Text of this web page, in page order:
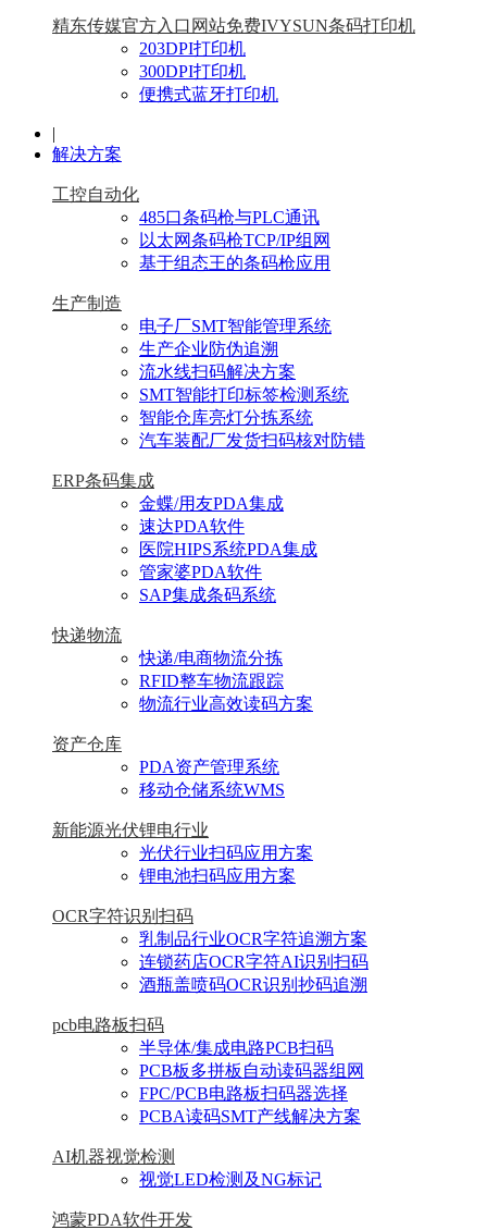
精东传媒官方入口网站免费IVYSUN条码打印机
203DPI打印机
300DPI打印机
便携式蓝牙打印机
|
解决方案
工控自动化
485口条码枪与PLC通讯
以太网条码枪TCP/IP组网
基于组态王的条码枪应用
生产制造
电子厂SMT智能管理系统
生产企业防伪追溯
流水线扫码解决方案
SMT智能打印标签检测系统
智能仓库亮灯分拣系统
汽车装配厂发货扫码核对防错
ERP条码集成
金蝶/用友PDA集成
速达PDA软件
医院HIPS系统PDA集成
管家婆PDA软件
SAP集成条码系统
快递物流
快递/电商物流分拣
RFID整车物流跟踪
物流行业高效读码方案
资产仓库
PDA资产管理系统
移动仓储系统WMS
新能源光伏锂电行业
光伏行业扫码应用方案
锂电池扫码应用方案
OCR字符识别扫码
乳制品行业OCR字符追溯方案
连锁药店OCR字符AI识别扫码
酒瓶盖喷码OCR识别抄码追溯
pcb电路板扫码
半导体/集成电路PCB扫码
PCB板多拼板自动读码器组网
FPC/PCB电路板扫码器选择
PCBA读码SMT产线解决方案
AI机器视觉检测
视觉LED检测及NG标记
鸿蒙PDA软件开发